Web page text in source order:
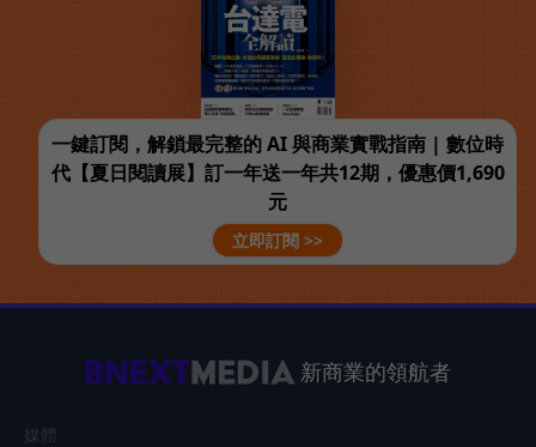
一鍵訂閱，解鎖最完整的 AI 與商業實戰指南 | 數位時
代【夏日閱讀展】訂一年送一年共12期，優惠價1,690
元
立即訂閱 >>
新商業的領航者
媒體